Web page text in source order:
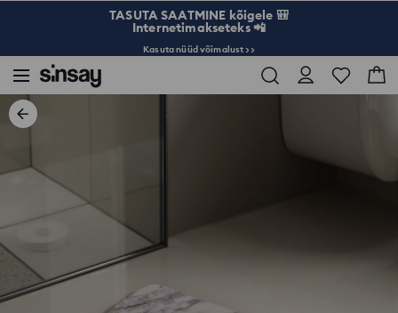
TASUTA SAATMINE kõigele 🎒
Internetimakseteks 📲
Kasuta nüüd võimalust >>